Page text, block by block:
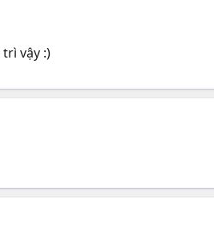
vậy :)